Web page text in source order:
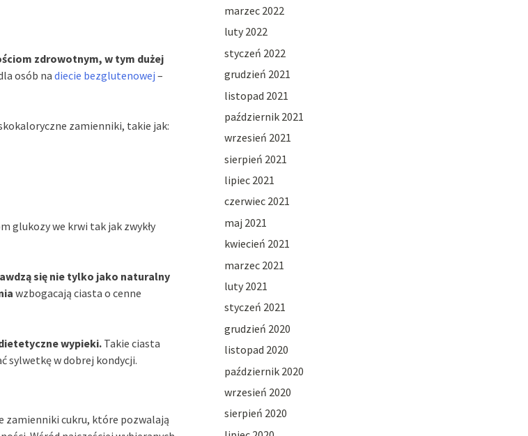
zdrowotnym, w tym dużej
osób na diecie bezglutenowej –
zamienniki, takie jak:
glukozy we krwi tak jak zwykły
się nie tylko jako naturalny
wzbogacają ciasta o cenne
wypieki.Takie ciasta
sylwetkę w dobrej kondycji.
zamienniki cukru, które pozwalają
marzec 2022
luty 2022
styczeń 2022
grudzień 2021
listopad 2021
październik 2021
wrzesień 2021
sierpień 2021
lipiec 2021
czerwiec 2021
maj 2021
kwiecień 2021
marzec 2021
luty 2021
styczeń 2021
grudzień 2020
listopad 2020
październik 2020
wrzesień 2020
sierpień 2020